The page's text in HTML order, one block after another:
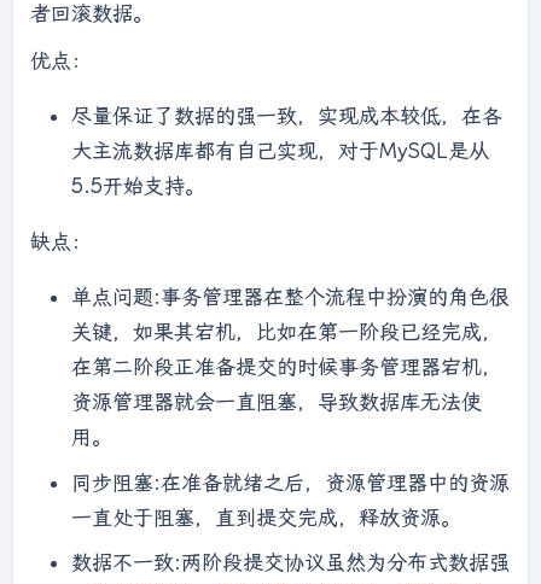
者回滚数据。
优点：
尽量保证了数据的强一致，实现成本较低，在各
大主流数据库都有自己实现，对于MySQL是从
5.5开始支持。
缺点：
单点问题:事务管理器在整个流程中扮演的角色很
关键，如果其宕机，比如在第一阶段已经完成，
在第二阶段正准备提交的时候事务管理器宕机，
资源管理器就会一直阻塞，导致数据库无法使
用。
同步阻塞:在准备就绪之后，资源管理器中的资源
一直处于阻塞，直到提交完成，释放资源。
数据不一致:两阶段提交协议虽然为分布式数据强